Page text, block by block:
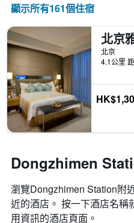
顯示所有161​個住宿
北京
4.1公里
Dongzhimen
瀏覽Dongzhimen Station​附
近的酒店。 按一下酒店名稱
用資訊的酒店頁面。